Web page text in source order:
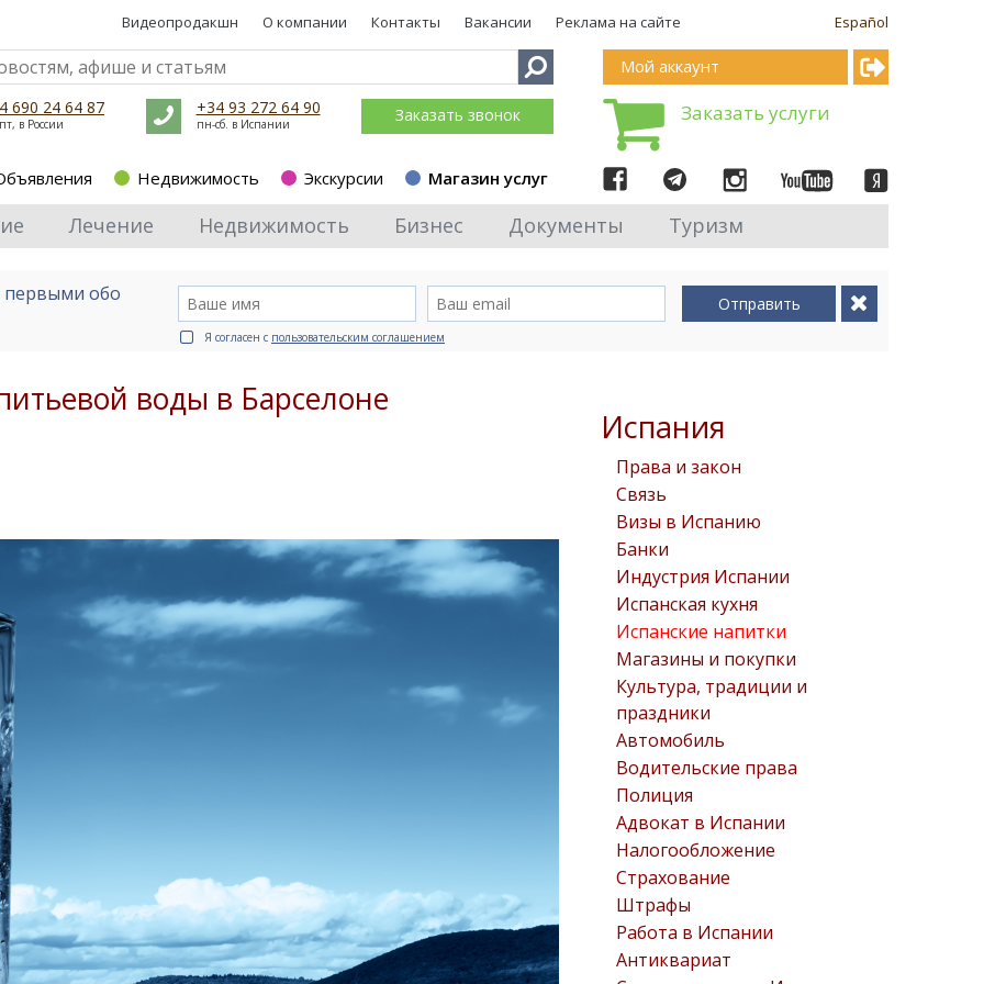
Español
Видеопродакшн О компании Контакты Вакансии Реклама на сайте
690 24 64 87
в России
+34 93 272 64 90
пн-сб. в Испании Заказать звонок
Недвижимость Экскурсии Магазин услуг
Мой аккаунт
Заказать услуги
Лечение Недвижимость Бизнес Документы Туризм
первыми обо Отправить
Я согласен с пользовательским соглашением
Испания
Права и закон
Связь
Визы в Испанию
Банки
Индустрия Испании
Испанская кухня
Испанские напитки
Магазины и покупки
Культура, традиции и
праздники
Автомобиль
Водительские права
Полиция
Адвокат в Испании
Налогообложение
Страхование
Штрафы
Работа в Испании
Антиквариат
воды в Барселоне